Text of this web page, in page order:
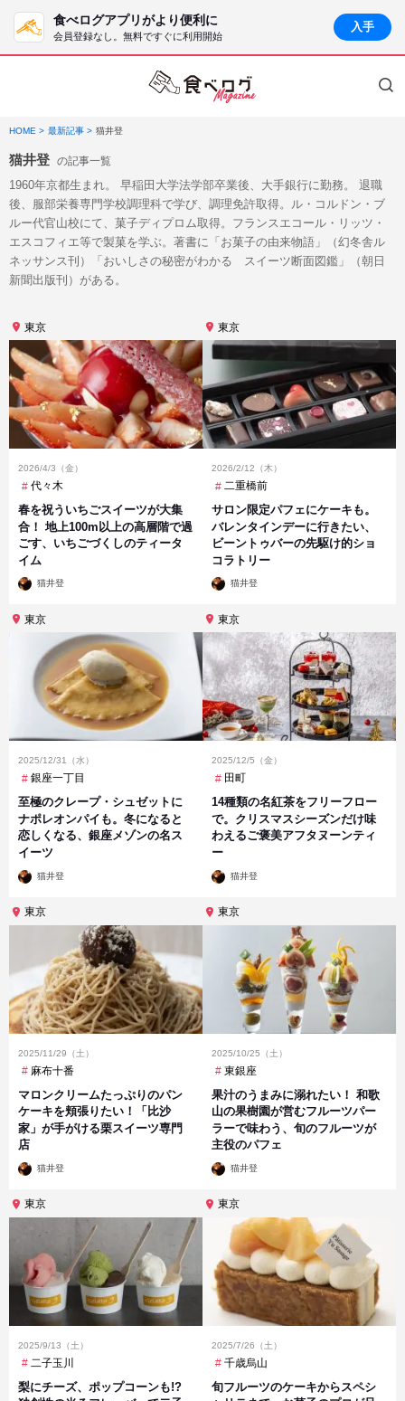
食べログアプリがより便利に
会員登録なし。無料ですぐに利用開始
入手
HOME 最新記事 猫井登
猫井登 の記事一覧
1960年京都生まれ。 早稲田大学法学部卒業後、大手銀行に勤務。 退職
後、服部栄養専門学校調理科で学び、調理免許取得。ル・コルドン・ブ
ルー代官山校にて、菓子ディプロム取得。フランスエコール・リッツ・
エスコフィエ等で製菓を学ぶ。著書に「お菓子の由来物語」（幻冬舎ル
ネッサンス刊）「おいしさの秘密がわかる スイーツ断面図鑑」（朝日
新聞出版刊）がある。
東京
2026/4/3（金）
代々木
春を祝ういちごスイーツが大集
合！ 地上100m以上の高層階で過
ごす、いちごづくしのティータ
イム
投
稿
猫井登
東京
2026/2/12（木）
二重橋前
サロン限定パフェにケーキも。
バレンタインデーに行きたい、
ビーントゥバーの先駆け的ショ
コラトリー
投
稿
猫井登
東京
2025/12/31（水）
銀座一丁目
至極のクレープ・シュゼットに
ナポレオンパイも。冬になると
恋しくなる、銀座メゾンの名ス
イーツ
投
稿
猫井登
東京
2025/12/5（金）
田町
14種類の名紅茶をフリーフロー
で。クリスマスシーズンだけ味
わえるご褒美アフタヌーンティ
ー
投
稿
猫井登
東京
2025/11/29（土）
麻布十番
マロンクリームたっぷりのパン
ケーキを頬張りたい！「比沙
家」が手がける栗スイーツ専門
店
投
稿
猫井登
東京
2025/10/25（土）
東銀座
果汁のうまみに溺れたい！ 和歌
山の果樹園が営むフルーツパー
ラーで味わう、旬のフルーツが
主役のパフェ
投
稿
猫井登
東京
2025/9/13（土）
二子玉川
梨にチーズ、ポップコーンも!?
東京
2025/7/26（土）
千歳烏山
旬フルーツのケーキからスペシ